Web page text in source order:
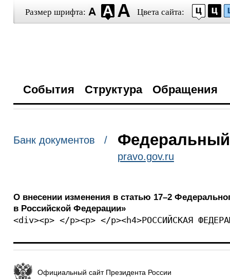
Размер шрифта: Цвета сайта:
События Структура Обращения
Банк документов / Федеральный
pravo.gov.ru
О внесении изменения в статью 17–2
в Российской Федерации»
<div><p> </p><p> </p><h4>РОССИЙСКАЯ
Официальный сайт Президента России